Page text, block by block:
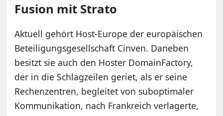
Fusion mit Strato
Aktuell gehört Host-Europe der europäischen
Beteiligungsgesellschaft Cinven. Daneben
besitzt sie auch den Hoster DomainFactory,
der in die Schlagzeilen geriet, als er seine
Rechenzentren, begleitet von suboptimaler
Kommunikation, nach Frankreich verlagerte,